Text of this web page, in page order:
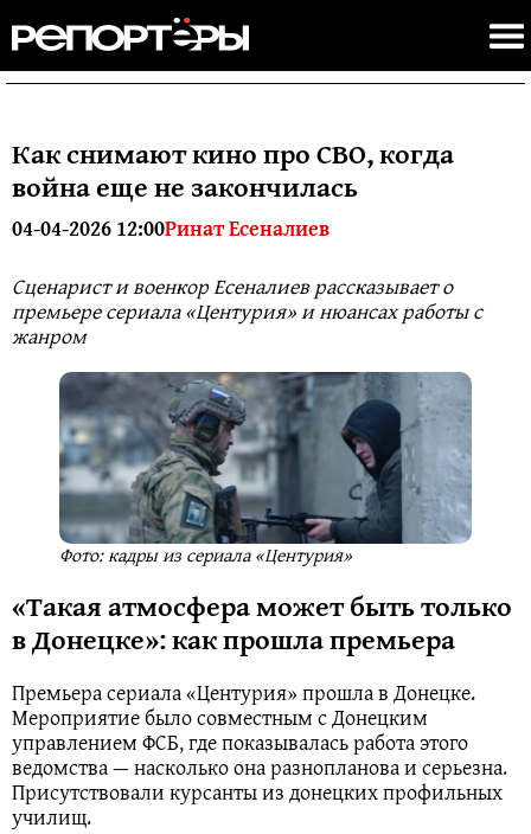
Как снимают кино про СВО, когда
война еще не закончилась
04-04-2026 12:00Ринат Есеналиев
Сценарист и военкор Есеналиев рассказывает о
премьере сериала «Центурия» и нюансах работы с
жанром
Фото: кадры из сериала «Центурия»
«Такая атмосфера может быть только
в Донецке»: как прошла премьера
Премьера сериала «Центурия» прошла в Донецке.
Мероприятие было совместным с Донецким
управлением ФСБ, где показывалась работа этого
ведомства — насколько она разнопланова и серьезна.
Присутствовали курсанты из донецких профильных
училищ.